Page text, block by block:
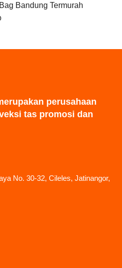
Bandung Termurah
perusahaan
tas promosi dan
No. 30-32, Cileles, Jatinangor,